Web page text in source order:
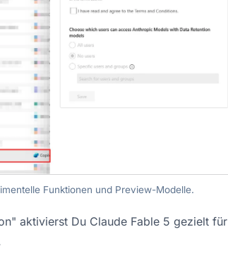
Funktionen und Preview-Modelle.
aktivierst Du Claude Fable 5 gezielt für